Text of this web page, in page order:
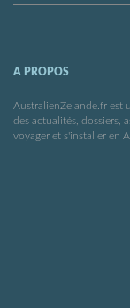
A PROPOS
AustralienZelande.fr est
des actualités, dossiers,
voyager et s'installer en